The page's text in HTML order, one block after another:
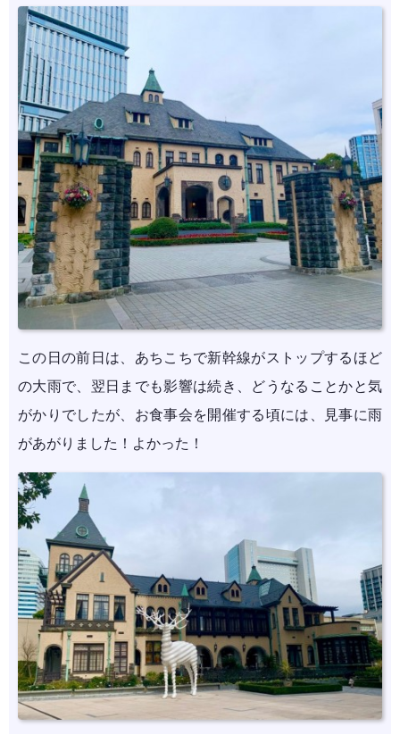
この日の前日は、あちこちで新幹線がストップするほど
の大雨で、翌日までも影響は続き、どうなることかと気
がかりでしたが、お食事会を開催する頃には、見事に雨
があがりました！よかった！